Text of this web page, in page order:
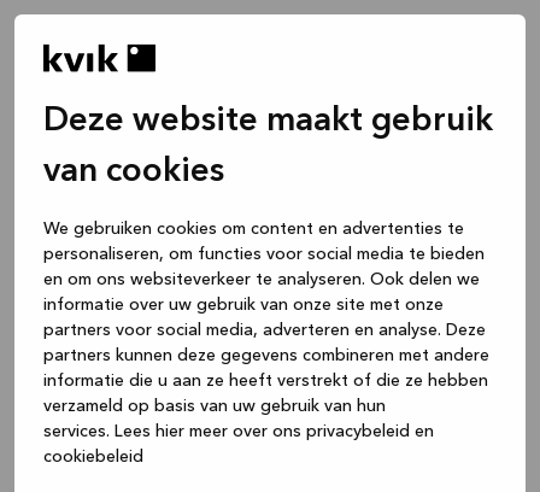
Deze website maakt gebruik
van cookies
We gebruiken cookies om content en advertenties te
personaliseren, om functies voor social media te bieden
en om ons websiteverkeer te analyseren. Ook delen we
informatie over uw gebruik van onze site met onze
partners voor social media, adverteren en analyse. Deze
partners kunnen deze gegevens combineren met andere
informatie die u aan ze heeft verstrekt of die ze hebben
verzameld op basis van uw gebruik van hun
services. Lees hier meer over ons privacybeleid en
cookiebeleid